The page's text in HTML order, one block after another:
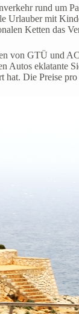
rund um
Urlauber mit
Ketten das
von GTÜ und
Autos eklatante
hat. Die Preise